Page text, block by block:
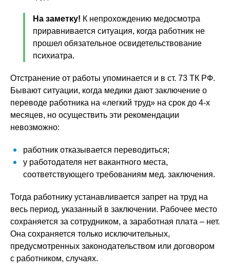
На заметку! К непрохождению медосмотра
приравнивается ситуация, когда работник не
прошел обязательное освидетельствование
психиатра.
Отстранение от работы упоминается и в ст. 73 ТК РФ.
Бывают ситуации, когда медики дают заключение о
переводе работника на «легкий труд» на срок до 4-х
месяцев, но осуществить эти рекомендации
невозможно:
работник отказывается переводиться;
у работодателя нет вакантного места,
соответствующего требованиям мед. заключения.
Тогда работнику устанавливается запрет на труд на
весь период, указанный в заключении. Рабочее место
сохраняется за сотрудником, а заработная плата – нет.
Она сохраняется только исключительных,
предусмотренных законодательством или договором
с работником, случаях.